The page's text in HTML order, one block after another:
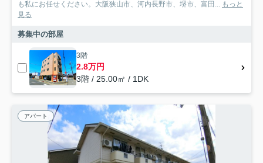
も私にお任せください。大阪狭山市、河内長野市、堺市、富田... もっと
見る
募集中の部屋
3階
2.8万円
3階 / 25.00㎡ / 1DK
アパート